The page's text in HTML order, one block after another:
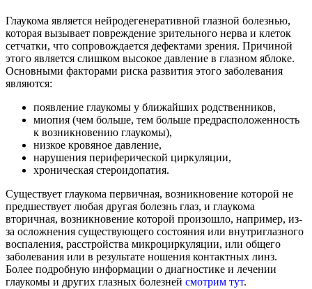
Глаукома является нейродегенеративной глазной болезнью,
которая вызывает повреждение зрительного нерва и клеток
сетчатки, что сопровождается дефектами зрения. Причиной
этого является слишком высокое давление в глазном яблоке.
Основными факторами риска развития этого заболевания
являются:
появление глаукомы у ближайших родственников,
миопия (чем больше, тем больше предрасположенность
к возникновению глаукомы),
низкое кровяное давление,
нарушения периферической циркуляции,
хроническая стероидопатия.
Существует глаукома первичная, возникновение которой не
предшествует любая другая болезнь глаз, и глаукома
вторичная, возникновение которой произошло, например, из-
за осложнения существующего состояния или внутриглазного
воспаления, расстройства микроциркуляции, или общего
заболевания или в результате ношения контактных линз.
Более подробную информации о диагностике и лечении
глаукомы и других глазных болезней смотрим тут.